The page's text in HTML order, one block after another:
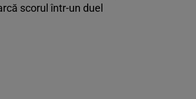
scorul într-un duel